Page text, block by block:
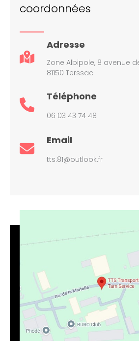
coordonnées
Adresse
Zone Albipole, 8 avenue
81150 Terssac
Téléphone
06 03 43 74 48
Email
tts.81@outlook.fr